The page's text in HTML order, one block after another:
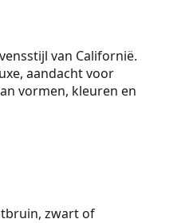
van Californië.
aandacht voor
vormen, kleuren en
zwart of